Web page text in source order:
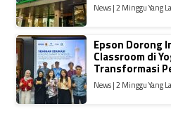
News | 2 Minggu Yang
Epson Dorong
Classroom di
Transformasi
News | 2 Minggu Yang